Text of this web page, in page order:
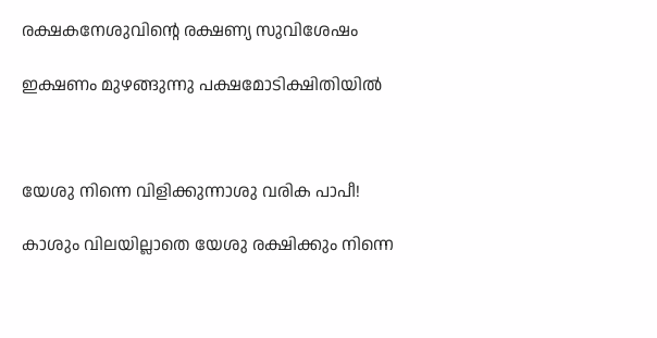
രക്ഷകനേശുവിന്റെ രക്ഷണ്യ സുവിശേഷം
ഇക്ഷണം മുഴങ്ങുന്നു പക്ഷമോടിക്ഷിതിയിൽ
യേശു നിന്നെ വിളിക്കുന്നാശു വരിക പാപീ!
കാശും വിലയില്ലാതെ യേശു രക്ഷിക്കും നിന്നെ